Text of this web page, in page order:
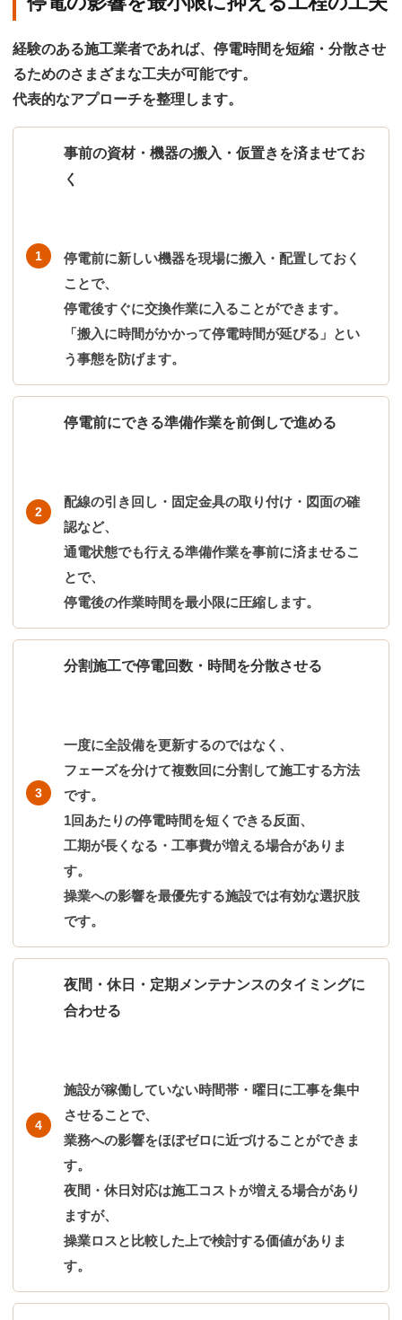
経験のある施工業者であれば、停電時間を短縮・分散させ
るためのさまざまな工夫が可能です。
代表的なアプローチを整理します。
事前の資材・機器の搬入・仮置きを済ませてお
く
停電前に新しい機器を現場に搬入・配置しておく
ことで、
停電後すぐに交換作業に入ることができます。
「搬入に時間がかかって停電時間が延びる」とい
う事態を防げます。
停電前にできる準備作業を前倒しで進める
配線の引き回し・固定金具の取り付け・図面の確
認など、
通電状態でも行える準備作業を事前に済ませるこ
とで、
停電後の作業時間を最小限に圧縮します。
分割施工で停電回数・時間を分散させる
一度に全設備を更新するのではなく、
フェーズを分けて複数回に分割して施工する方法
です。
1回あたりの停電時間を短くできる反面、
工期が長くなる・工事費が増える場合がありま
す。
操業への影響を最優先する施設では有効な選択肢
です。
夜間・休日・定期メンテナンスのタイミングに
合わせる
施設が稼働していない時間帯・曜日に工事を集中
させることで、
業務への影響をほぼゼロに近づけることができま
す。
夜間・休日対応は施工コストが増える場合があり
ますが、
操業ロスと比較した上で検討する価値がありま
す。